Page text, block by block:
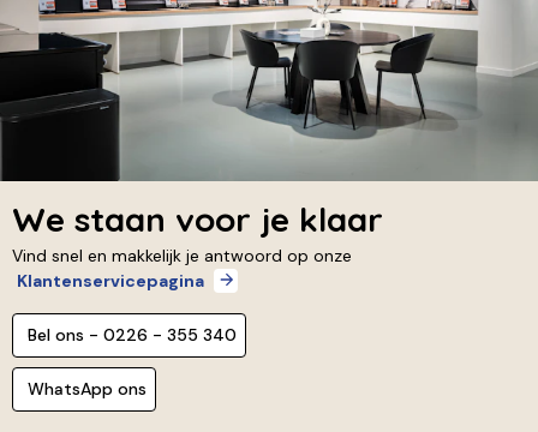
We staan voor je klaar
Vind snel en makkelijk je antwoord op onze
Klantenservicepagina
Bel ons - 0226 - 355 340
WhatsApp ons